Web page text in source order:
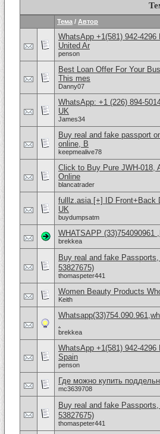
Тема / Автор
WhatsApp +1(581) 942-
United Ar
penson
Best Loan Offer For Your
This mes
Danny07
WhatsApp: +1 (226) 894-
UK
James34
Buy real and fake passport
online, B
keepmealive78
Click to Buy Pure JWH-018,
Online
blancatrader
fulllz.asia [+] ID Front+Back
UK
buydumpsatm
WHATSAPP
brekkea
Buy real and fake
53827675)
thomaspeter441
Women Beauty Products
Keith
.
brekkea
WhatsApp +1(581) 942-
Spain
penson
Где можно купить
mc3639708
Buy real and fake
53827675)
thomaspeter441